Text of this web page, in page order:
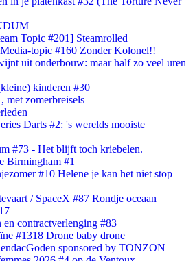
Topic #201] Steamrolled
topic #160 Zonder Kolonel!!
uit onderbouw: maar half zo veel uren
kinderen #30
met zomerbreisels
Darts #2: 's werelds mooiste
#73 - Het blijft toch kriebelen.
Birmingham #1
#10 Helene je kan het niet stop
/ SpaceX #87 Rondje oceaan
en contractverlenging #83
#1318 Drone baby drone
sponsored by TONZON